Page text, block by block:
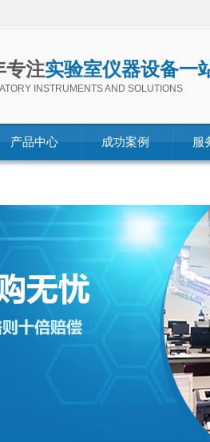
专注实验室仪器设备一
INSTRUMENTS AND SOLUTIONS
产品中心 成功案例 服